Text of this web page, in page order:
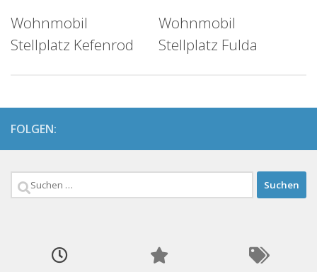
Wohnmobil
Stellplatz Kefenrod
Wohnmobil
Stellplatz Fulda
FOLGEN:
Suchen